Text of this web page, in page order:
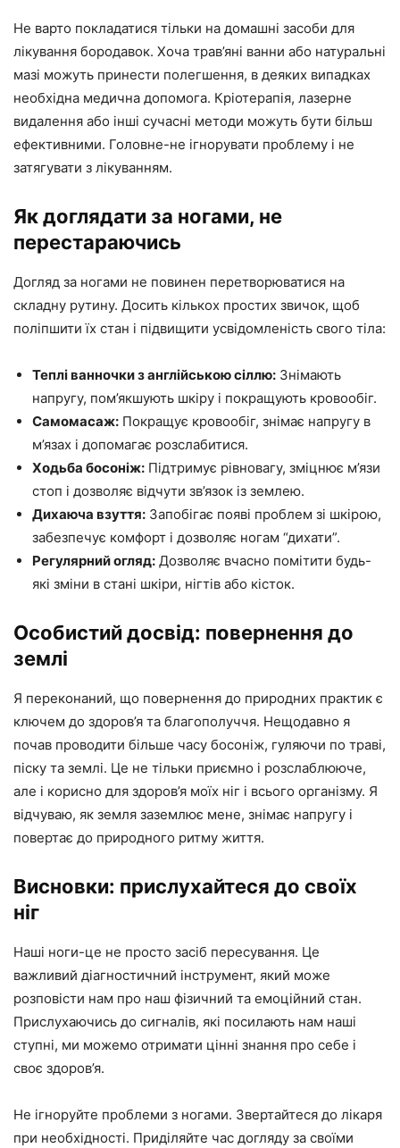
Не варто покладатися тільки на домашні засоби для
лікування бородавок. Хоча трав’яні ванни або натуральні
мазі можуть принести полегшення, в деяких випадках
необхідна медична допомога. Кріотерапія, лазерне
видалення або інші сучасні методи можуть бути більш
ефективними. Головне-не ігнорувати проблему і не
затягувати з лікуванням.
Як доглядати за ногами, не
перестараючись
Догляд за ногами не повинен перетворюватися на
складну рутину. Досить кількох простих звичок, щоб
поліпшити їх стан і підвищити усвідомленість свого тіла:
Теплі ванночки з англійською сіллю: Знімають
напругу, пом’якшують шкіру і покращують кровообіг.
Самомасаж: Покращує кровообіг, знімає напругу в
м’язах і допомагає розслабитися.
Ходьба босоніж: Підтримує рівновагу, зміцнює м’язи
стоп і дозволяє відчути зв’язок із землею.
Дихаюча взуття: Запобігає появі проблем зі шкірою,
забезпечує комфорт і дозволяє ногам “дихати”.
Регулярний огляд: Дозволяє вчасно помітити будь-
які зміни в стані шкіри, нігтів або кісток.
Особистий досвід: повернення до
землі
Я переконаний, що повернення до природних практик є
ключем до здоров’я та благополуччя. Нещодавно я
почав проводити більше часу босоніж, гуляючи по траві,
піску та землі. Це не тільки приємно і розслаблююче,
але і корисно для здоров’я моїх ніг і всього організму. Я
відчуваю, як земля заземлює мене, знімає напругу і
повертає до природного ритму життя.
Висновки: прислухайтеся до своїх
ніг
Наші ноги-це не просто засіб пересування. Це
важливий діагностичний інструмент, який може
розповісти нам про наш фізичний та емоційний стан.
Прислухаючись до сигналів, які посилають нам наші
ступні, ми можемо отримати цінні знання про себе і
своє здоров’я.
Не ігноруйте проблеми з ногами. Звертайтеся до лікаря
при необхідності. Приділяйте час догляду за своїми